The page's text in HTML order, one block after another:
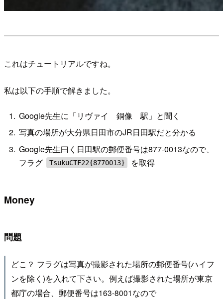
これはチュートリアルですね。
私は以下の手順で解きました。
Google先生に「リヴァイ 銅像 駅」と聞く
写真の場所が大分県日田市のJR日田駅だと分かる
Google先生曰く日田駅の郵便番号は877-0013なので、
フラグ
TsukuCTF22{8770013} を取得
Money
問題
どこ？ フラグは写真が撮影された場所の郵便番号(ハイフ
ンを除く)を入れて下さい。例えば撮影された場所が東京
都庁の場合、郵便番号は163-8001なので